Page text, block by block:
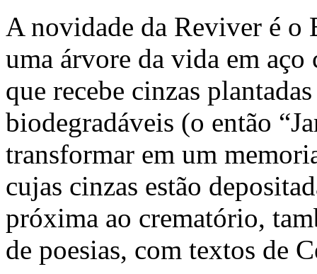
A novidade da Reviver é o
uma árvore da vida em
que recebe cinzas
biodegradáveis (o então
transformar em um
cujas cinzas estão
próxima ao crematório,
de poesias, com textos de